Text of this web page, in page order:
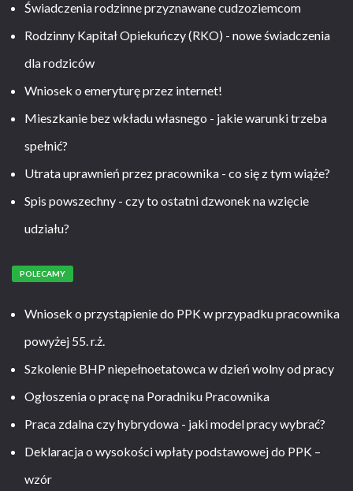
Świadczenia rodzinne przyznawane cudzoziemcom
Rodzinny Kapitał Opiekuńczy (RKO) - nowe świadczenia
dla rodziców
Wniosek o emeryturę przez internet!
Mieszkanie bez wkładu własnego - jakie warunki trzeba
spełnić?
Utrata uprawnień przez pracownika - co się z tym wiąże?
Spis powszechny - czy to ostatni dzwonek na wzięcie
udziału?
POLECAMY
Wniosek o przystąpienie do PPK w przypadku pracownika
powyżej 55. r.ż.
Szkolenie BHP niepełnoetatowca w dzień wolny od pracy
Ogłoszenia o pracę na Poradniku Pracownika
Praca zdalna czy hybrydowa - jaki model pracy wybrać?
Deklaracja o wysokości wpłaty podstawowej do PPK –
wzór